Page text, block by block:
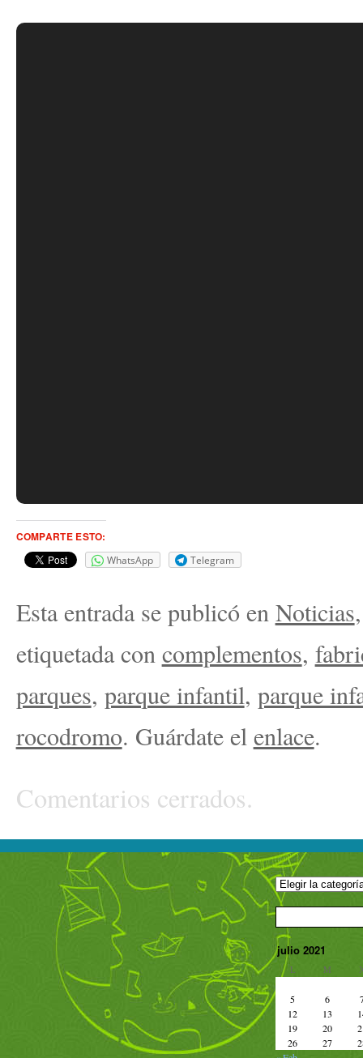
COMPARTE ESTO:
WhatsApp Telegram
Esta entrada se publicó en Noticias
etiquetada con complementos,
parques, parque infantil, parque
rocodromo. Guárdate el enlace.
Comentarios cerrados.
julio 2021
L M
5 6
12
13
19
20
26
27